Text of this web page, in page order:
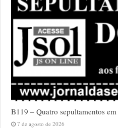
B119 – Quatro sepultamentos
7 de agosto de 2026